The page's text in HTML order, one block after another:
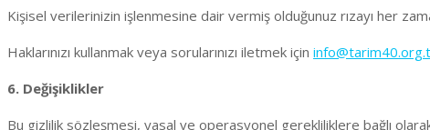
Kişisel verilerinizin işlenmesine dair vermiş olduğunuz rızayı her
Haklarınızı kullanmak veya sorularınızı iletmek için
6. Değişiklikler
Bu gizlilik sözleşmesi, yasal ve operasyonel gerekliliklere bağlı